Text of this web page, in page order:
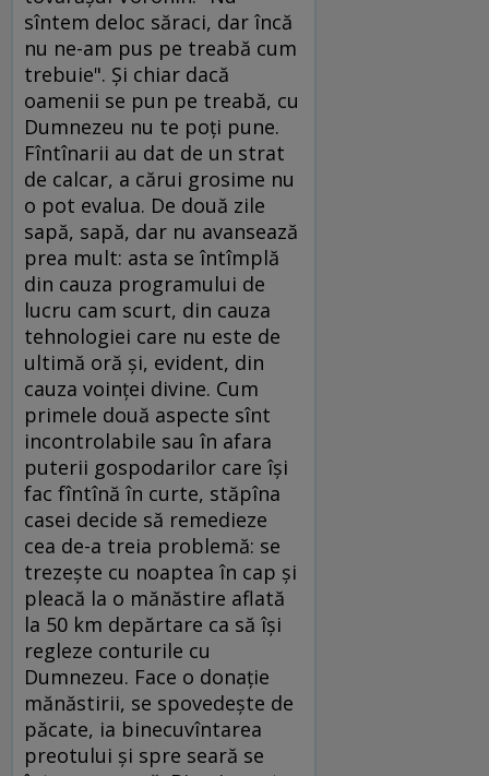
sîntem deloc săraci, dar încă
nu ne-am pus pe treabă cum
trebuie". Şi chiar dacă
oamenii se pun pe treabă, cu
Dumnezeu nu te poţi pune.
Fîntînarii au dat de un strat
de calcar, a cărui grosime nu
o pot evalua. De două zile
sapă, sapă, dar nu avansează
prea mult: asta se întîmplă
din cauza programului de
lucru cam scurt, din cauza
tehnologiei care nu este de
ultimă oră şi, evident, din
cauza voinţei divine. Cum
primele două aspecte sînt
incontrolabile sau în afara
puterii gospodarilor care îşi
fac fîntînă în curte, stăpîna
casei decide să remedieze
cea de-a treia problemă: se
trezeşte cu noaptea în cap şi
pleacă la o mănăstire aflată
la 50 km depărtare ca să îşi
regleze conturile cu
Dumnezeu. Face o donaţie
mănăstirii, se spovedeşte de
păcate, ia binecuvîntarea
preotului şi spre seară se